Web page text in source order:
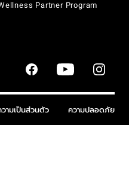
Partner Program
วามเป็นส่วนตัว ความปลอดภัย